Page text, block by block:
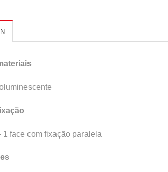
1 face com fixação paralela